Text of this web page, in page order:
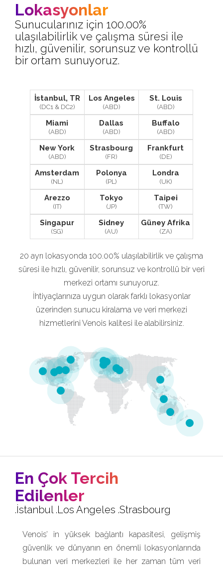
Lokasyonlar
Sunucularınız için 100.00%
ulaşılabilirlik ve çalışma süresi ile
hızlı, güvenilir, sorunsuz ve kontrollü
bir ortam sunuyoruz.
İstanbul, TR
(DC1 & DC2)
Los Angeles
(ABD)
St. Louis
(ABD)
Miami
(ABD)
Dallas
(ABD)
Buffalo
(ABD)
New York
(ABD)
Strasbourg
(FR)
Frankfurt
(DE)
Amsterdam
(NL)
Polonya
(PL)
Londra
(UK)
Arezzo
(IT)
Tokyo
(JP)
Taipei
(TW)
Singapur
(SG)
Sidney
(AU)
Güney Afrika
(ZA)
20 ayrı lokasyonda 100.00% ulaşılabilirlik ve çalışma
süresi ile hızlı, güvenilir, sorunsuz ve kontrollü bir veri
merkezi ortamı sunuyoruz.
İhtiyaçlarınıza uygun olarak farklı lokasyonlar
üzerinden sunucu kiralama ve veri merkezi
hizmetlerini Venois kalitesi ile alabilirsiniz.
En Çok Tercih
Edilenler
.İstanbul .Los Angeles .Strasbourg
Venois’ in yüksek bağlantı kapasitesi, gelişmiş
güvenlik ve dünyanın en önemli lokasyonlarında
bulunan veri merkezleri ile her zaman tüm veri